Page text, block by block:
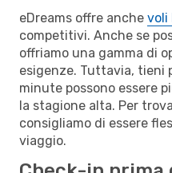
eDreams offre anche voli
competitivi. Anche se
offriamo una gamma di
esigenze. Tuttavia, tieni
minute possono essere
la stagione alta. Per
consigliamo di essere
viaggio.